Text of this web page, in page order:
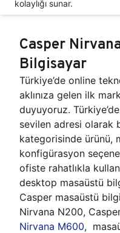
kolaylığı sunar.
Casper
Bilgisayar
Türkiye’de online
aklınıza gelen ilk
duyuyoruz.
sevilen adresi olarak
kategorisinde ürünü,
konfigürasyon
ofiste rahatlıkla
desktop masaüstü
Casper masaüstü
Nirvana N200,
Nirvana M600,